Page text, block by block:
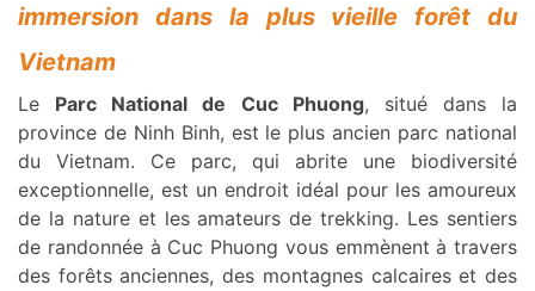
immersion dans la plus vieille forêt du
Vietnam
Le Parc National de Cuc Phuong, situé dans la
province de Ninh Binh, est le plus ancien parc national
du Vietnam. Ce parc, qui abrite une biodiversité
exceptionnelle, est un endroit idéal pour les amoureux
de la nature et les amateurs de trekking. Les sentiers
de randonnée à Cuc Phuong vous emmènent à travers
des forêts anciennes, des montagnes calcaires et des